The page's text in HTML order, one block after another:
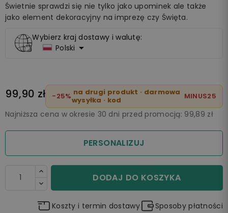
Świetnie sprawdzi się nie tylko jako upominek ale także
jako element dekoracyjny na imprezę czy Święta.
Wybierz kraj dostawy i walutę:
Polski 
99,90 zł -25% na drugi produkt · darmowa
wysyłka · kod
MINUS25
Najniższa cena w okresie 30 dni przed promocją: 99,89 zł
PERSONALIZUJ
DODAJ DO KOSZYKA
Koszty i termin dostawy Sposoby płatności